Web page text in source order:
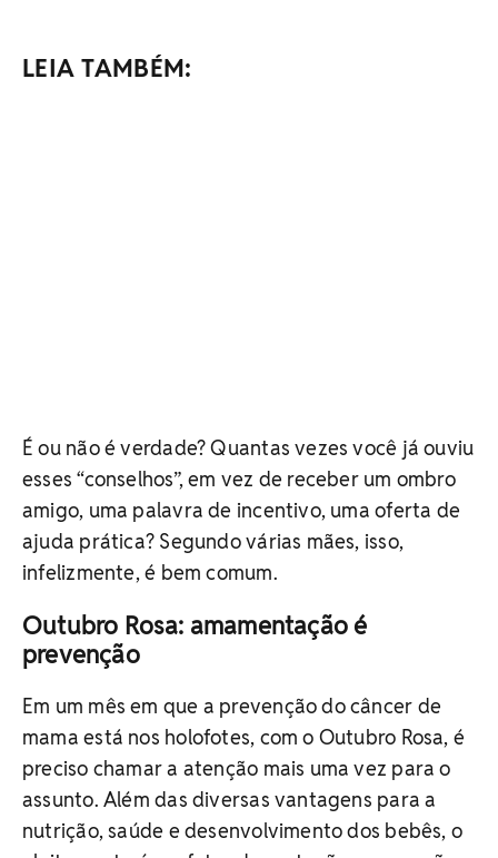
LEIA TAMBÉM:
É ou não é verdade? Quantas vezes você já ouviu
esses “conselhos”, em vez de receber um ombro
amigo, uma palavra de incentivo, uma oferta de
ajuda prática? Segundo várias mães, isso,
infelizmente, é bem comum.
Outubro Rosa: amamentação é
prevenção
Em um mês em que a prevenção do câncer de
mama está nos holofotes, com o Outubro Rosa, é
preciso chamar a atenção mais uma vez para o
assunto. Além das diversas vantagens para a
nutrição, saúde e desenvolvimento dos bebês, o